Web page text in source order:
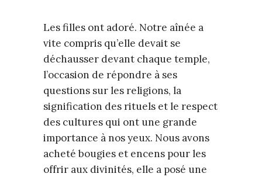
Les filles ont adoré. Notre aînée a
vite compris qu’elle devait se
déchausser devant chaque temple,
l’occasion de répondre à ses
questions sur les religions, la
signification des rituels et le respect
des cultures qui ont une grande
importance à nos yeux. Nous avons
acheté bougies et encens pour les
offrir aux divinités, elle a posé une